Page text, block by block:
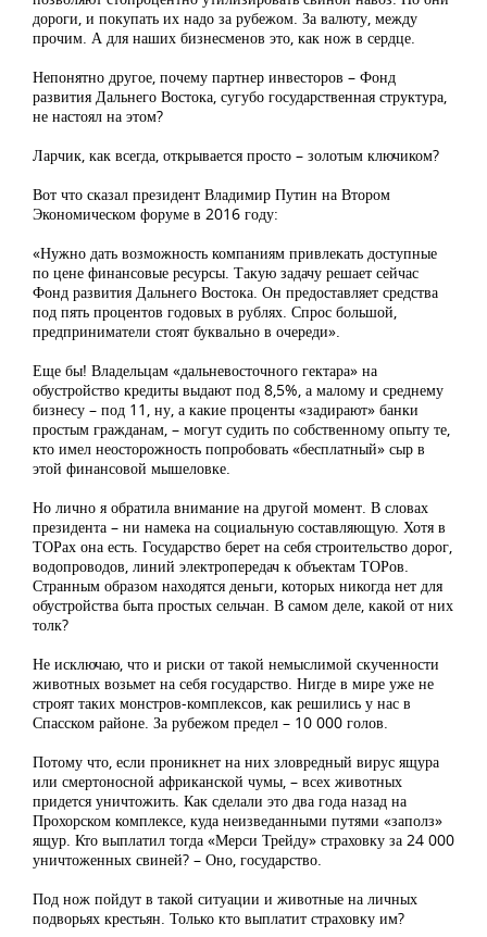
дороги, и покупать их надо за рубежом. За валюту, между
прочим. А для наших бизнесменов это, как нож в сердце.
Непонятно другое, почему партнер инвесторов – Фонд
развития Дальнего Востока, сугубо государственная структура,
не настоял на этом?
Ларчик, как всегда, открывается просто – золотым ключиком?
Вот что сказал президент Владимир Путин на Втором
Экономическом форуме в 2016 году:
«Нужно дать возможность компаниям привлекать доступные
по цене финансовые ресурсы. Такую задачу решает сейчас
Фонд развития Дальнего Востока. Он предоставляет средства
под пять процентов годовых в рублях. Спрос большой,
предприниматели стоят буквально в очереди».
Еще бы! Владельцам «дальневосточного гектара» на
обустройство кредиты выдают под 8,5%, а малому и среднему
бизнесу – под 11, ну, а какие проценты «задирают» банки
простым гражданам, – могут судить по собственному опыту те,
кто имел неосторожность попробовать «бесплатный» сыр в
этой финансовой мышеловке.
Но лично я обратила внимание на другой момент. В словах
президента – ни намека на социальную составляющую. Хотя в
ТОРах она есть. Государство берет на себя строительство дорог,
водопроводов, линий электропередач к объектам ТОРов.
Странным образом находятся деньги, которых никогда нет для
обустройства быта простых сельчан. В самом деле, какой от них
толк?
Не исключаю, что и риски от такой немыслимой скученности
животных возьмет на себя государство. Нигде в мире уже не
строят таких монстров-комплексов, как решились у нас в
Спасском районе. За рубежом предел – 10 000 голов.
Потому что, если проникнет на них зловредный вирус ящура
или смертоносной африканской чумы, – всех животных
придется уничтожить. Как сделали это два года назад на
Прохорском комплексе, куда неизведанными путями «заполз»
ящур. Кто выплатил тогда «Мерси Трейду» страховку за 24 000
уничтоженных свиней? – Оно, государство.
Под нож пойдут в такой ситуации и животные на личных
подворьях крестьян. Только кто выплатит страховку им?